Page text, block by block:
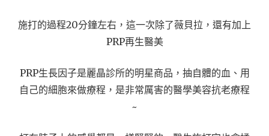
施打的過程20分鐘左右，這一次除了薇貝拉，還有加上
PRP再生醫美
PRP生長因子是麗晶診所的明星商品，抽自體的血、用
自己的細胞來做療程，是非常厲害的醫學美容抗老療程
~